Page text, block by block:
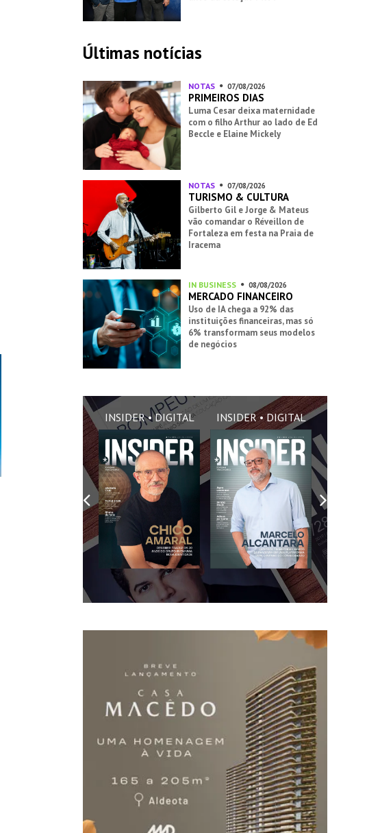
Últimas notícias
NOTAS 07/08/2026
PRIMEIROS DIAS
Luma Cesar deixa maternidade
com o filho Arthur ao lado de Ed
Beccle e Elaine Mickely
NOTAS 07/08/2026
TURISMO & CULTURA
Gilberto Gil e Jorge & Mateus
vão comandar o Réveillon de
Fortaleza em festa na Praia de
Iracema
IN BUSINESS 08/08/2026
MERCADO FINANCEIRO
Uso de IA chega a 92% das
instituições financeiras, mas só
6% transformam seus modelos
de negócios
INSIDER • DIGITAL INSIDER • DIGITAL